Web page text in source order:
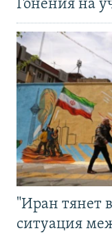
Гонения на
"Иран тянет
ситуация